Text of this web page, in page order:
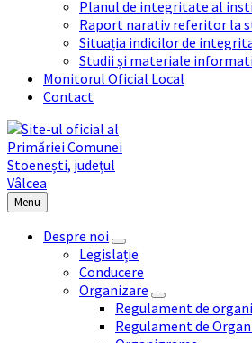
Planul de integritate al
Raport narativ referitor la
Situația indicilor de
Studii și materiale
Monitorul Oficial Local
Contact
Menu
Despre noi
Legislație
Conducere
Organizare
Regulament de
Regulament de